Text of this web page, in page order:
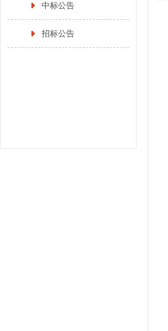
中标公告
招标公告